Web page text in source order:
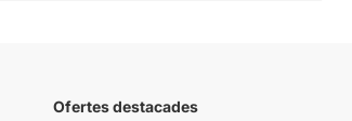
Ofertes destacades